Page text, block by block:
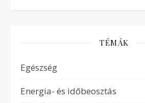
TÉMÁK
Egészség
Energia- és időbeosztás